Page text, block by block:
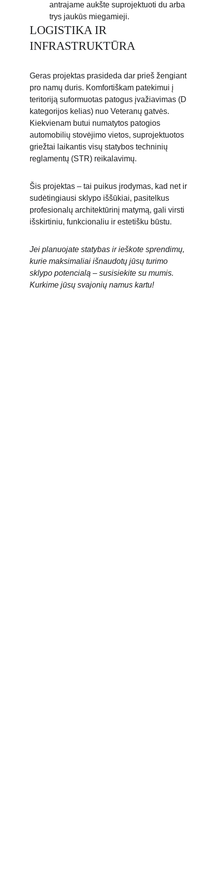
antrajame aukšte suprojektuoti du arba
trys jaukūs miegamieji.
LOGISTIKA IR
INFRASTRUKTŪRA
Geras projektas prasideda dar prieš žengiant
pro namų duris. Komfortiškam patekimui į
teritoriją suformuotas patogus įvažiavimas (D
kategorijos kelias) nuo Veteranų gatvės.
Kiekvienam butui numatytos patogios
automobilių stovėjimo vietos, suprojektuotos
griežtai laikantis visų statybos techninių
reglamentų (STR) reikalavimų.
Šis projektas – tai puikus įrodymas, kad net ir
sudėtingiausi sklypo iššūkiai, pasitelkus
profesionalų architektūrinį matymą, gali virsti
išskirtiniu, funkcionaliu ir estetišku būstu.
Jei planuojate statybas ir ieškote sprendimų,
kurie maksimaliai išnaudotų jūsų turimo
sklypo potencialą – susisiekite su mumis.
Kurkime jūsų svajonių namus kartu!